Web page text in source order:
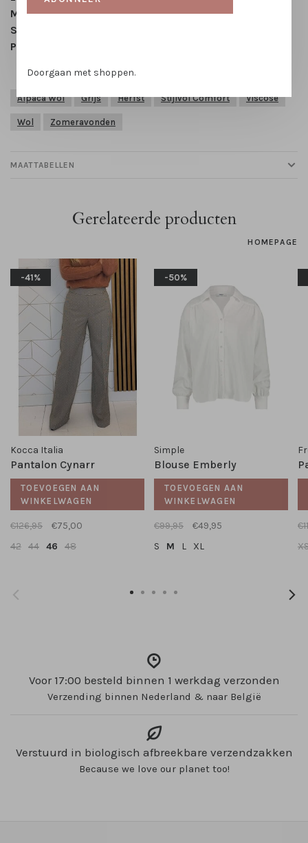
Mouwlengte:Driekwart mouwen
Sluiting:
Patroon:
Alpaca Wol Grijs Herfst Stijlvol Comfort Viscose
Wol Zomeravonden
MAATTABELLEN
Gerelateerde producten
HOMEPAGE
-41%
Kocca Italia
Pantalon Cynarr
TOEVOEGEN AAN
WINKELWAGEN
€126,95
€75,00
42 44 46 48
-50%
Simple
Blouse Emberly
TOEVOEGEN AAN
WINKELWAGEN
€99,95
€49,95
S
M L XL
Voor 17:00 besteld binnen 1 werkdag verzonden
Verzending binnen Nederland & naar België
Verstuurd in biologisch afbreekbare verzendzakken
Because we love our planet too!
Doorgaan met shoppen.